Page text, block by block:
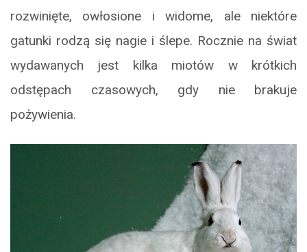
rozwinięte, owłosione i widome, ale niektóre
gatunki rodzą się nagie i ślepe. Rocznie na świat
wydawanych jest kilka miotów w krótkich
odstępach czasowych, gdy nie brakuje
pożywienia.